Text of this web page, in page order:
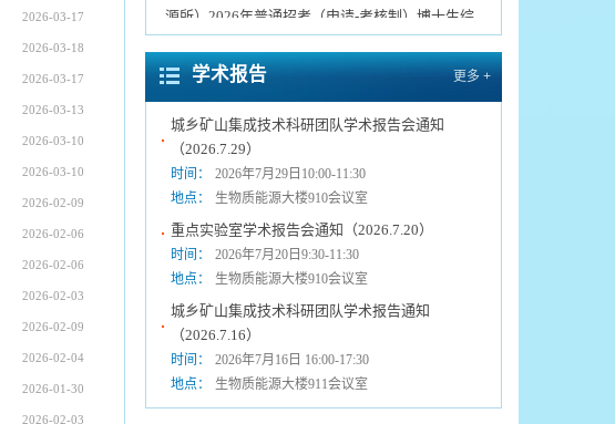
2026-03-17
2026-03-18
2026-03-17
2026-03-13
2026-03-10
2026-03-10
2026-02-09
2026-02-06
2026-02-06
2026-02-03
2026-02-09
2026-02-04
2026-01-30
2026-02-03
源所）2026年普通招考（申请-考核制）博士生综
合考核实施细则[2026-04-15]
关于延长2026年博士研究生报名时间的通告
中国科学院广州能源研究所声明
转发《关于发布第三届粤港澳大湾区博士博士后
创新创业大赛揭榜领题赛张榜项目榜单的公告》
[2026-07-09]
中国科学技术大学能源科学与技术学院（广州能
源所）2026年新能源科学营报名通知（第二期）
[2026-07-01]
转发：关于举办第三届粤港澳大湾区博士博士后
创新创业大赛的通知[2026-06-03]
学术报告 更多 +
城乡矿山集成技术科研团队学术报告会通知
（2026.7.29）
时间：
2026年7月29日10:00-11:30
地点：
生物质能源大楼910会议室
重点实验室学术报告会通知（2026.7.20）
时间：
2026年7月20日9:30-11:30
地点：
生物质能源大楼910会议室
城乡矿山集成技术科研团队学术报告通知
（2026.7.16）
时间：
2026年7月16日 16:00-17:30
地点：
生物质能源大楼911会议室